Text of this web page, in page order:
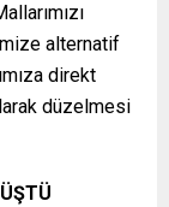
alternatif
direkt
düzelmesi